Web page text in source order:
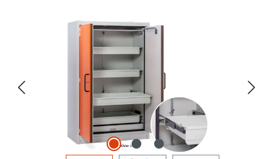
Bildergalerie überspringen